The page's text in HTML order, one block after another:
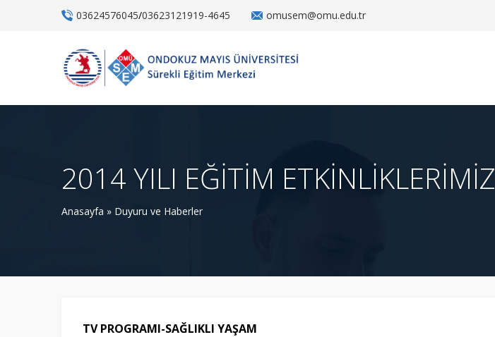
03624576045/03623121919-4645 omusem@omu.edu.tr
2014 YILI EĞİTİM ETKİNLİKLERİMİZ
Anasayfa » Duyuru ve Haberler
TV PROGRAMI-SAĞLIKLI YAŞAM